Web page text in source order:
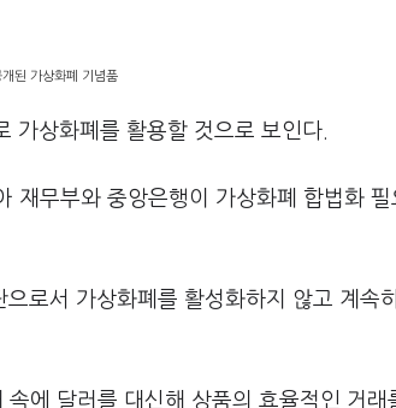
된 가상화폐 기념품
가상화폐를 활용할 것으로 보인다.
재무부와 중앙은행이 가상화폐 합법화 필
로서 가상화폐를 활성화하지 않고 계속
에 달러를 대신해 상품의 효율적인 거래